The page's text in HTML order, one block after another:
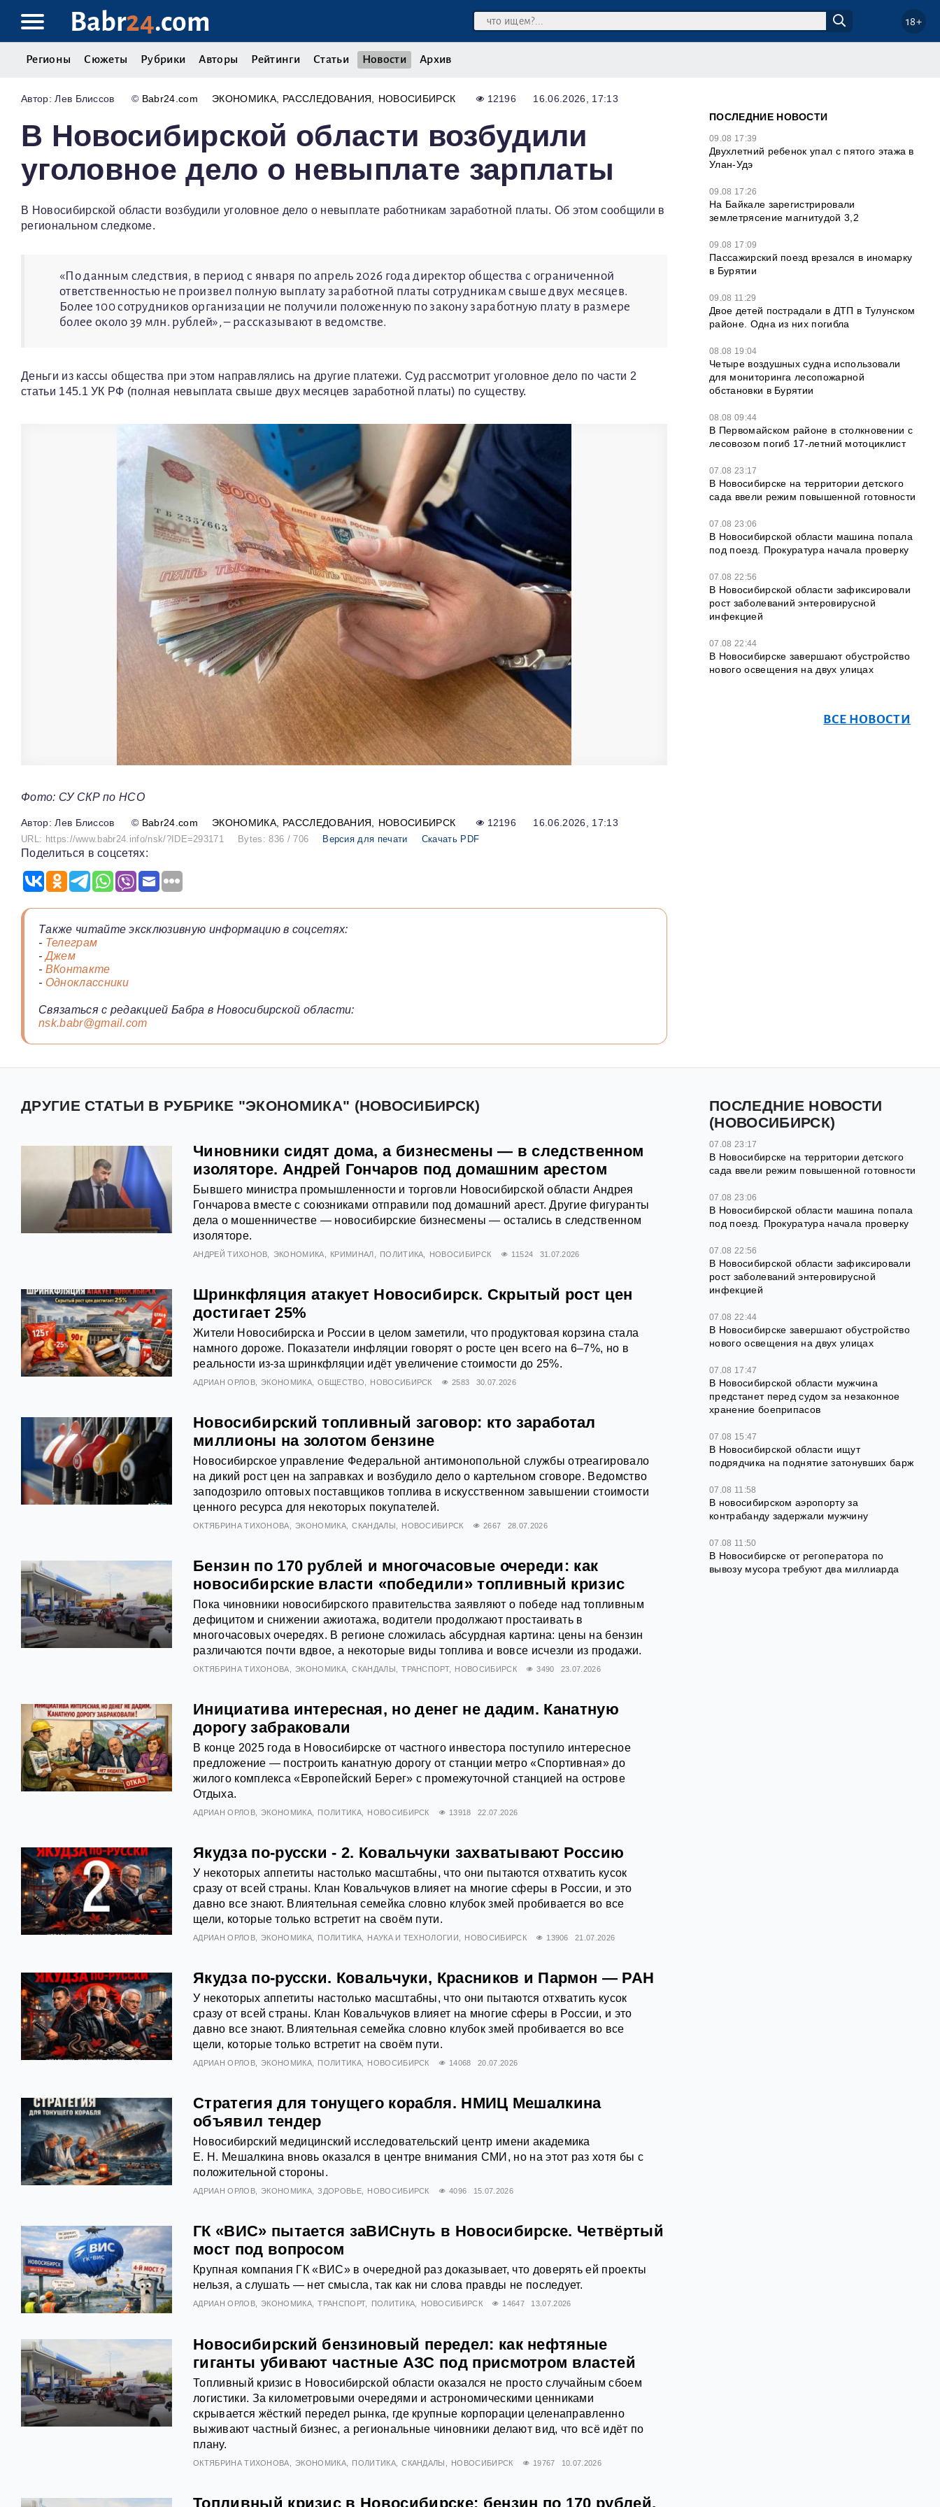
Babr24.com 18+
Регионы Сюжеты Рубрики Авторы Рейтинги Статьи Новости Архив
Лев Блиссов © Babr24.com ЭКОНОМИКА РАССЛЕДОВАНИЯ НОВОСИБИРСК 12196 16.06.2026, 17:13
В Новосибирской области возбудили
уголовное дело о невыплате зарплаты
В Новосибирской области возбудили уголовное дело о невыплате работникам заработной платы. Об этом сообщили в
региональном следкоме.
«По данным следствия, в период с января по апрель 2026 года директор общества с ограниченной
ответственностью не произвел полную выплату заработной платы сотрудникам свыше двух месяцев.
Более 100 сотрудников организации не получили положенную по закону заработную плату в размере
более около 39 млн. рублей», – рассказывают в ведомстве.
Деньги из кассы общества при этом направлялись на другие платежи. Суд рассмотрит уголовное дело по части 2
статьи 145.1 УК РФ (полная невыплата свыше двух месяцев заработной платы) по существу.
Фото: СУ СКР по НСО
Лев Блиссов © Babr24.com ЭКОНОМИКА РАССЛЕДОВАНИЯ НОВОСИБИРСК 12196 16.06.2026, 17:13
URL: https://www.babr24.info/nsk/?IDE=293171 Bytes: 836 / 706 Версия для печати Скачать PDF
Поделиться в соцсетях:
Также читайте эксклюзивную информацию в соцсетях:
- Телеграм
-Джем
- ВКонтакте
- Одноклассники
Связаться с редакцией Бабра в Новосибирской области:
nsk.babr@gmail.com
ПОСЛЕДНИЕ НОВОСТИ
09.08 17:39
Двухлетний ребенок упал с пятого этажа в
Улан-Удэ
09.08 17:26
На Байкале зарегистрировали
землетрясение магнитудой 3,2
09.08 17:09
Пассажирский поезд врезался в иномарку
в Бурятии
09.08 11:29
Двое детей пострадали в ДТП в Тулунском
районе. Одна из них погибла
08.08 19:04
Четыре воздушных судна использовали
для мониторинга лесопожарной
обстановки в Бурятии
08.08 09:44
В Первомайском районе в столкновении с
лесовозом погиб 17-летний мотоциклист
07.08 23:17
В Новосибирске на территории детского
сада ввели режим повышенной готовности
07.08 23:06
В Новосибирской области машина попала
под поезд. Прокуратура начала проверку
07.08 22:56
В Новосибирской области зафиксировали
рост заболеваний энтеровирусной
инфекцией
07.08 22:44
В Новосибирске завершают обустройство
нового освещения на двух улицах
ВСЕ НОВОСТИ
ДРУГИЕ СТАТЬИ В РУБРИКЕ "ЭКОНОМИКА" (НОВОСИБИРСК)
Чиновники сидят дома, а бизнесмены — в следственном
изоляторе. Андрей Гончаров под домашним арестом
Бывшего министра промышленности и торговли Новосибирской области Андрея
Гончарова вместе с союзниками отправили под домашний арест. Другие фигуранты
дела о мошенничестве — новосибирские бизнесмены — остались в следственном
изоляторе.
АНДРЕЙ ТИХОНОВ ЭКОНОМИКА КРИМИНАЛ ПОЛИТИКА НОВОСИБИРСК 11524 31.07.2026
Шринкфляция атакует Новосибирск. Скрытый рост цен
достигает 25%
Жители Новосибирска и России в целом заметили, что продуктовая корзина стала
намного дороже. Показатели инфляции говорят о росте цен всего на 6–7%, но в
реальности из‑за шринкфляции идёт увеличение стоимости до 25%.
АДРИАН ОРЛОВ ЭКОНОМИКА ОБЩЕСТВО НОВОСИБИРСК 2583 30.07.2026
Новосибирский топливный заговор: кто заработал
миллионы на золотом бензине
Новосибирское управление Федеральной антимонопольной службы отреагировало
на дикий рост цен на заправках и возбудило дело о картельном сговоре. Ведомство
заподозрило оптовых поставщиков топлива в искусственном завышении стоимости
ценного ресурса для некоторых покупателей.
ОКТЯБРИНА ТИХОНОВА ЭКОНОМИКА СКАНДАЛЫ НОВОСИБИРСК 2667 28.07.2026
Бензин по 170 рублей и многочасовые очереди: как
новосибирские власти «победили» топливный кризис
Пока чиновники новосибирского правительства заявляют о победе над топливным
дефицитом и снижении ажиотажа, водители продолжают простаивать в
многочасовых очередях. В регионе сложилась абсурдная картина: цены на бензин
различаются почти вдвое, а некоторые виды топлива и вовсе исчезли из продажи.
ОКТЯБРИНА ТИХОНОВА ЭКОНОМИКА СКАНДАЛЫ ТРАНСПОРТ НОВОСИБИРСК 3490 23.07.2026
Инициатива интересная, но денег не дадим. Канатную
дорогу забраковали
В конце 2025 года в Новосибирске от частного инвестора поступило интересное
предложение — построить канатную дорогу от станции метро «Спортивная» до
жилого комплекса «Европейский Берег» с промежуточной станцией на острове
Отдыха.
АДРИАН ОРЛОВ ЭКОНОМИКА ПОЛИТИКА НОВОСИБИРСК 13918 22.07.2026
Якудза по-русски - 2. Ковальчуки захватывают Россию
У некоторых аппетиты настолько масштабны, что они пытаются отхватить кусок
сразу от всей страны. Клан Ковальчуков влияет на многие сферы в России, и это
давно все знают. Влиятельная семейка словно клубок змей пробивается во все
щели, которые только встретит на своём пути.
АДРИАН ОРЛОВ ЭКОНОМИКА ПОЛИТИКА НАУКА И ТЕХНОЛОГИИ НОВОСИБИРСК 13906 21.07.2026
Якудза по-русски. Ковальчуки, Красников и Пармон — РАН
У некоторых аппетиты настолько масштабны, что они пытаются отхватить кусок
сразу от всей страны. Клан Ковальчуков влияет на многие сферы в России, и это
давно все знают. Влиятельная семейка словно клубок змей пробивается во все
щели, которые только встретит на своём пути.
АДРИАН ОРЛОВ ЭКОНОМИКА ПОЛИТИКА НОВОСИБИРСК 14068 20.07.2026
Стратегия для тонущего корабля. НМИЦ Мешалкина
объявил тендер
Новосибирский медицинский исследовательский центр имени академика
Е. Н. Мешалкина вновь оказался в центре внимания СМИ, но на этот раз хотя бы с
положительной стороны.
АДРИАН ОРЛОВ ЭКОНОМИКА ЗДОРОВЬЕ НОВОСИБИРСК 4096 15.07.2026
ГК «ВИС» пытается заВИСнуть в Новосибирске. Четвёртый
мост под вопросом
Крупная компания ГК «ВИС» в очередной раз доказывает, что доверять ей проекты
нельзя, а слушать — нет смысла, так как ни слова правды не последует.
АДРИАН ОРЛОВ ЭКОНОМИКА ТРАНСПОРТ ПОЛИТИКА НОВОСИБИРСК 14647 13.07.2026
Новосибирский бензиновый передел: как нефтяные
гиганты убивают частные АЗС под присмотром властей
Топливный кризис в Новосибирской области оказался не просто случайным сбоем
логистики. За километровыми очередями и астрономическими ценниками
скрывается жёсткий передел рынка, где крупные корпорации целенаправленно
выживают частный бизнес, а региональные чиновники делают вид, что всё идёт по
плану.
ОКТЯБРИНА ТИХОНОВА ЭКОНОМИКА ПОЛИТИКА СКАНДАЛЫ НОВОСИБИРСК 19767 10.07.2026
Топливный кризис в Новосибирске: бензин по 170 рублей,
ПОСЛЕДНИЕ НОВОСТИ
(НОВОСИБИРСК)
07.08 23:17
В Новосибирске на территории детского
сада ввели режим повышенной готовности
07.08 23:06
В Новосибирской области машина попала
под поезд. Прокуратура начала проверку
07.08 22:56
В Новосибирской области зафиксировали
рост заболеваний энтеровирусной
инфекцией
07.08 22:44
В Новосибирске завершают обустройство
нового освещения на двух улицах
07.08 17:47
В Новосибирской области мужчина
предстанет перед судом за незаконное
хранение боеприпасов
07.08 15:47
В Новосибирской области ищут
подрядчика на поднятие затонувших барж
07.08 11:58
В новосибирском аэропорту за
контрабанду задержали мужчину
07.08 11:50
В Новосибирске от регоператора по
вывозу мусора требуют два миллиарда